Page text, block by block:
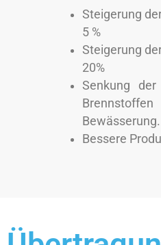
Steigerung
5 %
Steigerung
20%
Senkung
Bewässerung.
Bessere